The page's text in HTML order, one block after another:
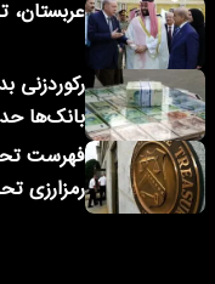
عربستان،
بانک‌ها حدودا ۳
فهرست
رمزارزی